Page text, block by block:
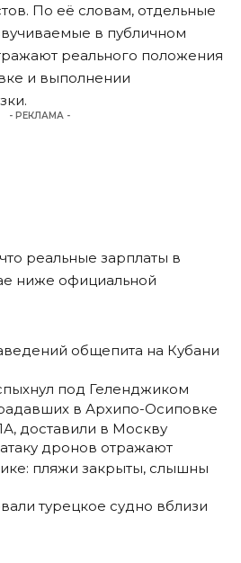
По её словам, отдельные
в публичном
реального положения
и выполнении
- РЕКЛАМА -
реальные зарплаты в
ниже официальной
общепита на Кубани
под Геленджиком
в Архипо-Осиповке
доставили в Москву
дронов отражают
пляжи закрыты, слышны
турецкое судно вблизи